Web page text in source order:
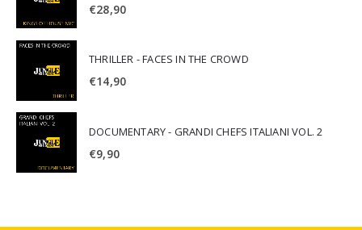
€28,90
THRILLER - FACES IN THE CROWD
€14,90
DOCUMENTARY - GRANDI CHEFS ITALIANI VOL. 2
€9,90